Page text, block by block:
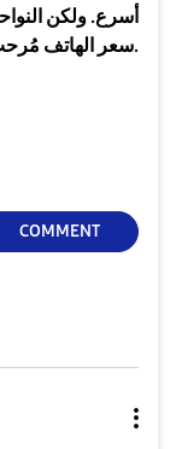
أسرع. ولكن
سعر الهاتف مُرحب به نوعاً ما، ولكنه لا يزال مرتفع.
COMMENT